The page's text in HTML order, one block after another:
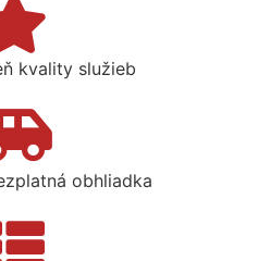
kvality služieb
obhliadka